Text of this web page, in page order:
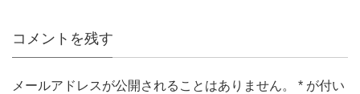
コメントを残す
メールアドレスが公開されることはありません。 * が付い